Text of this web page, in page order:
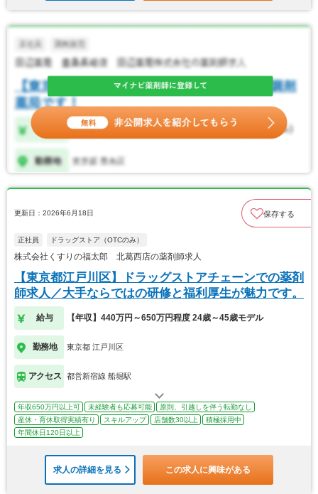
更新日：2026年6月18日 保存する
正社員 ドラッグストア（OTCのみ）
株式会社くすりの福太郎 北葛西店の薬剤師求人
【東京都江戸川区】ドラッグストアチェーンでの薬剤
師求人／大手ならではの研修と福利厚生が魅力です。
給与 【年収】440万円～650万円程度 24歳～45歳モデル
勤務地 東京都 江戸川区
アクセス 都営新宿線 船堀駅
年収650万円以上可 未経験者も応募可能
原則、引越しを伴う転勤なし
産休・育休取得実績有り
スキルアップ 店舗数30以上
積極採用中
年間休日120日以上
求人の詳細を見る この求人に興味がある